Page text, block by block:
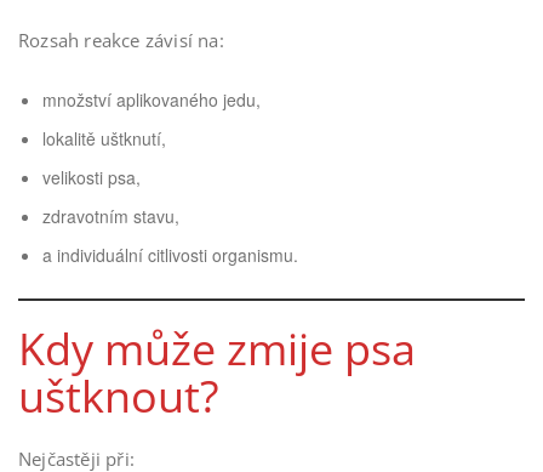
Rozsah reakce závisí na:
množství aplikovaného jedu,
lokalitě uštknutí,
velikosti psa,
zdravotním stavu,
a individuální citlivosti organismu.
Kdy může zmije psa
uštknout?
Nejčastěji při: